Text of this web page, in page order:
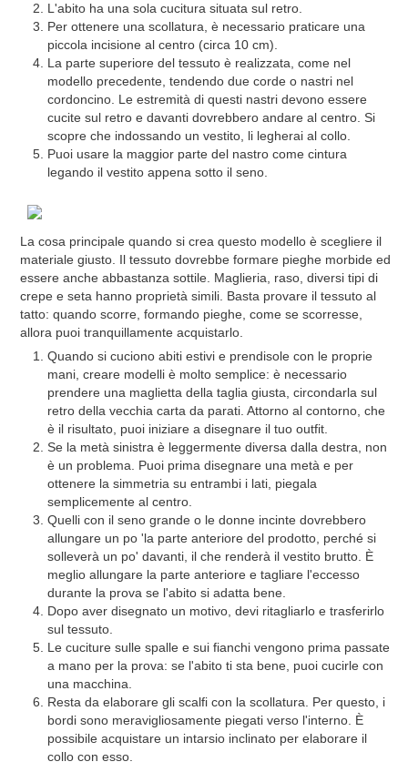
L'abito ha una sola cucitura situata sul retro.
Per ottenere una scollatura, è necessario praticare una
piccola incisione al centro (circa 10 cm).
La parte superiore del tessuto è realizzata, come nel
modello precedente, tendendo due corde o nastri nel
cordoncino. Le estremità di questi nastri devono essere
cucite sul retro e davanti dovrebbero andare al centro. Si
scopre che indossando un vestito, li legherai al collo.
Puoi usare la maggior parte del nastro come cintura
legando il vestito appena sotto il seno.
La cosa principale quando si crea questo modello è scegliere il
materiale giusto. Il tessuto dovrebbe formare pieghe morbide ed
essere anche abbastanza sottile. Maglieria, raso, diversi tipi di
crepe e seta hanno proprietà simili. Basta provare il tessuto al
tatto: quando scorre, formando pieghe, come se scorresse,
allora puoi tranquillamente acquistarlo.
Quando si cuciono abiti estivi e prendisole con le proprie
mani, creare modelli è molto semplice: è necessario
prendere una maglietta della taglia giusta, circondarla sul
retro della vecchia carta da parati. Attorno al contorno, che
è il risultato, puoi iniziare a disegnare il tuo outfit.
Se la metà sinistra è leggermente diversa dalla destra, non
è un problema. Puoi prima disegnare una metà e per
ottenere la simmetria su entrambi i lati, piegala
semplicemente al centro.
Quelli con il seno grande o le donne incinte dovrebbero
allungare un po 'la parte anteriore del prodotto, perché si
solleverà un po' davanti, il che renderà il vestito brutto. È
meglio allungare la parte anteriore e tagliare l'eccesso
durante la prova se l'abito si adatta bene.
Dopo aver disegnato un motivo, devi ritagliarlo e trasferirlo
sul tessuto.
Le cuciture sulle spalle e sui fianchi vengono prima passate
a mano per la prova: se l'abito ti sta bene, puoi cucirle con
una macchina.
Resta da elaborare gli scalfi con la scollatura. Per questo, i
bordi sono meravigliosamente piegati verso l'interno. È
possibile acquistare un intarsio inclinato per elaborare il
collo con esso.